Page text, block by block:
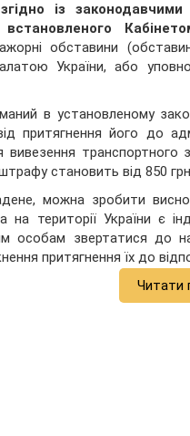
згідно із
обставини
України, або
в установленому
притягнення його до
транспортного
становить від 850
можна зробити
на території України є
особам звертатися до
притягнення їх до
Читати